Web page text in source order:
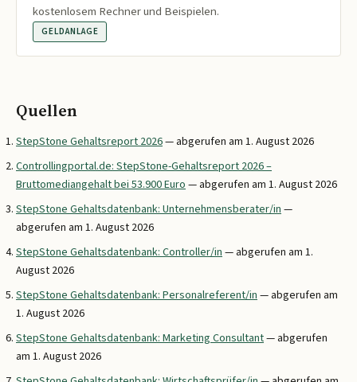
kostenlosem Rechner und Beispielen.
GELDANLAGE
Quellen
StepStone Gehaltsreport 2026— abgerufen am 1. August 2026
Controllingportal.de: StepStone-Gehaltsreport 2026 –
Bruttomediangehalt bei 53.900 Euro— abgerufen am 1. August 2026
StepStone Gehaltsdatenbank: Unternehmensberater/in—
abgerufen am 1. August 2026
StepStone Gehaltsdatenbank: Controller/in— abgerufen am 1.
August 2026
StepStone Gehaltsdatenbank: Personalreferent/in— abgerufen am
1. August 2026
StepStone Gehaltsdatenbank: Marketing Consultant— abgerufen
am 1. August 2026